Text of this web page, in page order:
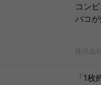
コン
バコ
株式会
「1